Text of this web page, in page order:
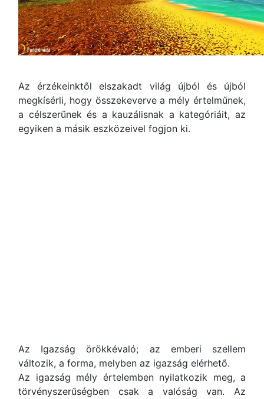
Az érzékeinktől elszakadt világ újból és újból
megkísérli, hogy összekeverve a mély értelműnek,
a célszerűnek és a kauzálisnak a kategóriáit, az
egyiken a másik eszközeivel fogjon ki.
Az Igazság örökkévaló; az emberi szellem
változik, a forma, melyben az igazság elérhető.
Az igazság mély értelemben nyilatkozik meg, a
törvényszerűségben csak a valóság van. Az